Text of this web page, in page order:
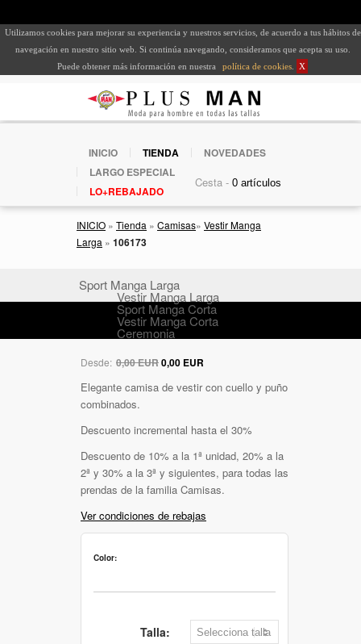
Utilizamos cookies para mejorar su experiencia y nuestros servicios, de acuerdo a tus hábitos de
navegación en nuestro sitio web. Si continúa navegando, consideramos que acepta su uso.
Puede obtener más información en nuestra
política de cookies X
INICIO TIENDA
NOVEDADES
LARGO ESPECIAL
LO+REBAJADO
Cesta -
INICIO » Tienda » Camisas» Vestir Manga
Larga » 106173
Sport Manga Larga
Vestir Manga Larga
Sport Manga Corta
Vestir Manga Corta
Ceremonia
Desde: 0,00 EUR0,00 EUR
Elegante camisa de vestir con cuello y puño
combinados.
Descuento incremental hasta el 30%
Descuento de 10% a la 1ª unidad, 20% a la
2ª y 30% a la 3ª y siguientes, para todas las
prendas de la familia Camisas.
Ver condiciones de rebajas
Color:
Talla: